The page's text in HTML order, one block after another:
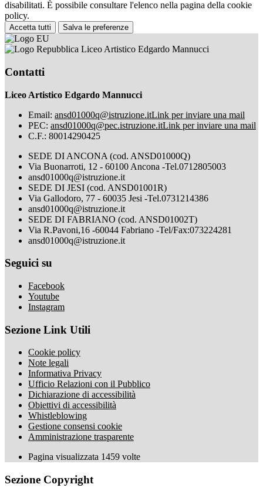
disabilitati. È possibile consultare l'elenco nella pagina della cookie
policy.
Accetta tutti Salva le preferenze
Liceo Artistico Edgardo Mannucci
Contatti
Liceo Artistico Edgardo Mannucci
Email: ansd01000q@istruzione.itLink per inviare una mail
PEC: ansd01000q@pec.istruzione.itLink per inviare una mail
C.F.: 80014290425
SEDE DI ANCONA (cod. ANSD01000Q)
Via Buonarroti, 12 - 60100 Ancona -Tel.0712805003
ansd01000q@istruzione.it
SEDE DI JESI (cod. ANSD01001R)
Via Gallodoro, 77 - 60035 Jesi -Tel.0731214386
ansd01000q@istruzione.it
SEDE DI FABRIANO (cod. ANSD01002T)
Via R.Pavoni,16 -60044 Fabriano -Tel/Fax:073224281
ansd01000q@istruzione.it
Seguici su
Facebook
Youtube
Instagram
Sezione Link Utili
Cookie policy
Note legali
Informativa Privacy
Ufficio Relazioni con il Pubblico
Dichiarazione di accessibilità
Obiettivi di accessibilità
Whistleblowing
Gestione consensi cookie
Amministrazione trasparente
Pagina visualizzata 1459 volte
Sezione Copyright